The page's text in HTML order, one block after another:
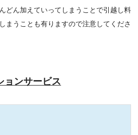
どん加えていってしまうことで引越し料
まうことも有りますので注意してくださ
ョンサービス